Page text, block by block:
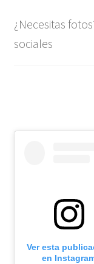
¿Necesitas
sociales
Ver esta
en